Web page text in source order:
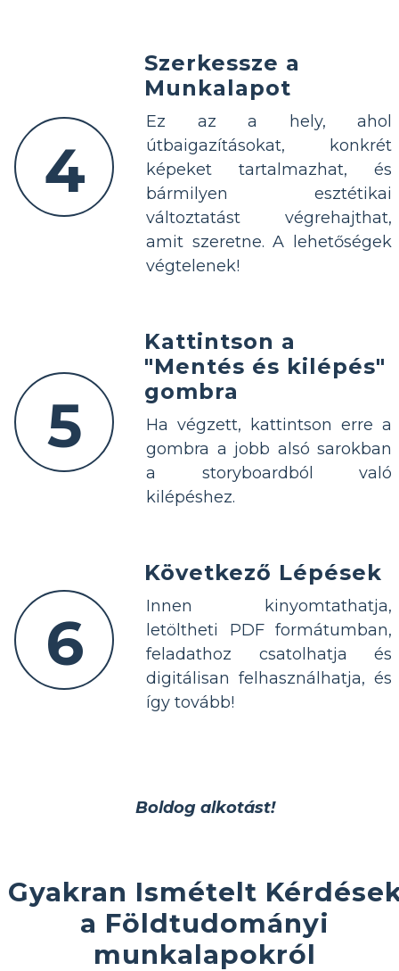
4
Szerkessze a
Munkalapot
Ez az a hely, ahol
útbaigazításokat, konkrét
képeket tartalmazhat, és
bármilyen esztétikai
változtatást végrehajthat,
amit szeretne. A lehetőségek
végtelenek!
5
Kattintson a
"Mentés és kilépés"
gombra
Ha végzett, kattintson erre a
gombra a jobb alsó sarokban
a storyboardból való
kilépéshez.
6
Következő Lépések
Innen kinyomtathatja,
letöltheti PDF formátumban,
feladathoz csatolhatja és
digitálisan felhasználhatja, és
így tovább!
Boldog alkotást!
Gyakran Ismételt
a Földtudományi
munkalapokról